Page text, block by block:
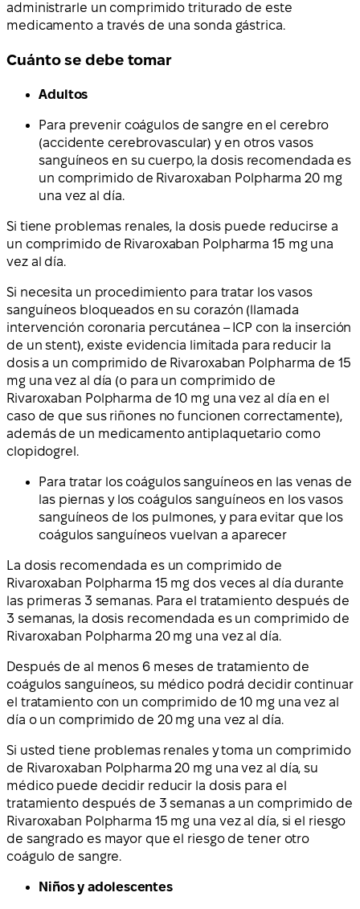
administrarle un comprimido triturado de este
medicamento a través de una sonda gástrica.
Cuánto se debe tomar
Adultos
Para prevenir coágulos de sangre en el cerebro
(accidente cerebrovascular) y en otros vasos
sanguíneos en su cuerpo, la dosis recomendada es
un comprimido de Rivaroxaban Polpharma 20 mg
una vez al día.
Si tiene problemas renales, la dosis puede reducirse a
un comprimido de Rivaroxaban Polpharma 15 mg una
vez al día.
Si necesita un procedimiento para tratar los vasos
sanguíneos bloqueados en su corazón (llamada
intervención coronaria percutánea – ICP con la inserción
de un stent), existe evidencia limitada para reducir la
dosis a un comprimido de Rivaroxaban Polpharma de 15
mg una vez al día (o para un comprimido de
Rivaroxaban Polpharma de 10 mg una vez al día en el
caso de que sus riñones no funcionen correctamente),
además de un medicamento antiplaquetario como
clopidogrel.
Para tratar los coágulos sanguíneos en las venas de
las piernas y los coágulos sanguíneos en los vasos
sanguíneos de los pulmones, y para evitar que los
coágulos sanguíneos vuelvan a aparecer
La dosis recomendada es un comprimido de
Rivaroxaban Polpharma 15 mg dos veces al día durante
las primeras 3 semanas. Para el tratamiento después de
3 semanas, la dosis recomendada es un comprimido de
Rivaroxaban Polpharma 20 mg una vez al día.
Después de al menos 6 meses de tratamiento de
coágulos sanguíneos, su médico podrá decidir continuar
el tratamiento con un comprimido de 10 mg una vez al
día o un comprimido de 20 mg una vez al día.
Si usted tiene problemas renales y toma un comprimido
de Rivaroxaban Polpharma 20 mg una vez al día, su
médico puede decidir reducir la dosis para el
tratamiento después de 3 semanas a un comprimido de
Rivaroxaban Polpharma 15 mg una vez al día, si el riesgo
de sangrado es mayor que el riesgo de tener otro
coágulo de sangre.
Niños y adolescentes